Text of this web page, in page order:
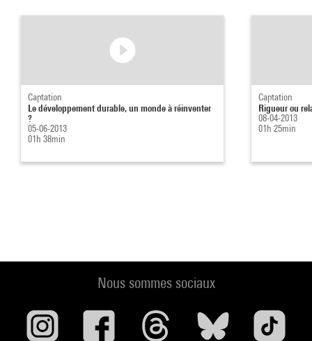
Captation
Le développement durable, un monde à réinventer
?
05-06-2013
01h 38min
Captation
Rigueur ou
08-04-2013
01h 25min
Nous sommes sociaux